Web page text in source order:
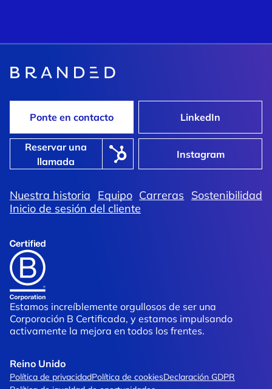
Ponte en contacto LinkedIn
Reservar una
llamada
Instagram
Nuestra historia Equipo Carreras
Sostenibilidad
Inicio de sesión del cliente
Estamos increíblemente orgullosos de ser una
Corporación B Certificada, y estamos impulsando
activamente la mejora en todos los frentes.
Reino Unido
Política de privacidadPolítica de cookiesDeclaración GDPR